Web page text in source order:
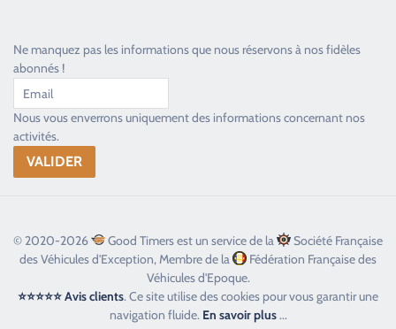
Ne manquez pas les informations que nous réservons à nos fidèles
abonnés !
Nous vous enverrons uniquement des informations concernant nos
activités.
© 2020-2026 Good Timers est un service de la
Société Française
des Véhicules d'Exception, Membre de la
Fédération Française des
Véhicules d'Epoque.
⭐⭐⭐⭐⭐ Avis clients. Ce site utilise des cookies pour vous garantir une
navigation fluide. En savoir plus...